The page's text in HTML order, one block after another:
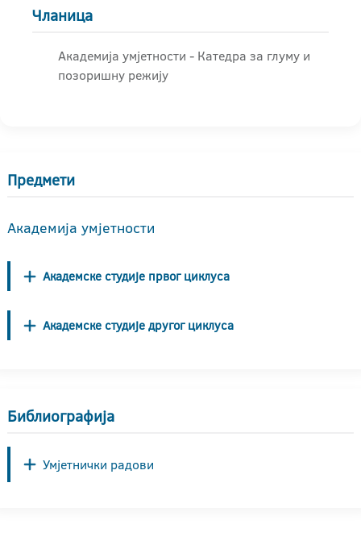
Чланица
Академија умјетности - Катедра за глуму и
позоришну режију
Предмети
Академија умјетности
Академске студије првог циклуса
Академске студије другог циклуса
Библиографија
Умјетнички радови